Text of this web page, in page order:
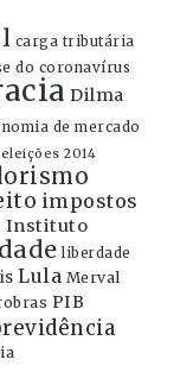
carga tributária
do coronavírus
Dilma
de mercado
eleições 2014
impostos
Instituto
liberdade
Lula Merval
PIB